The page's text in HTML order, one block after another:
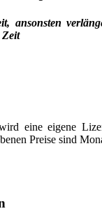
ansonsten
Zeit
eine eigene
Preise sind